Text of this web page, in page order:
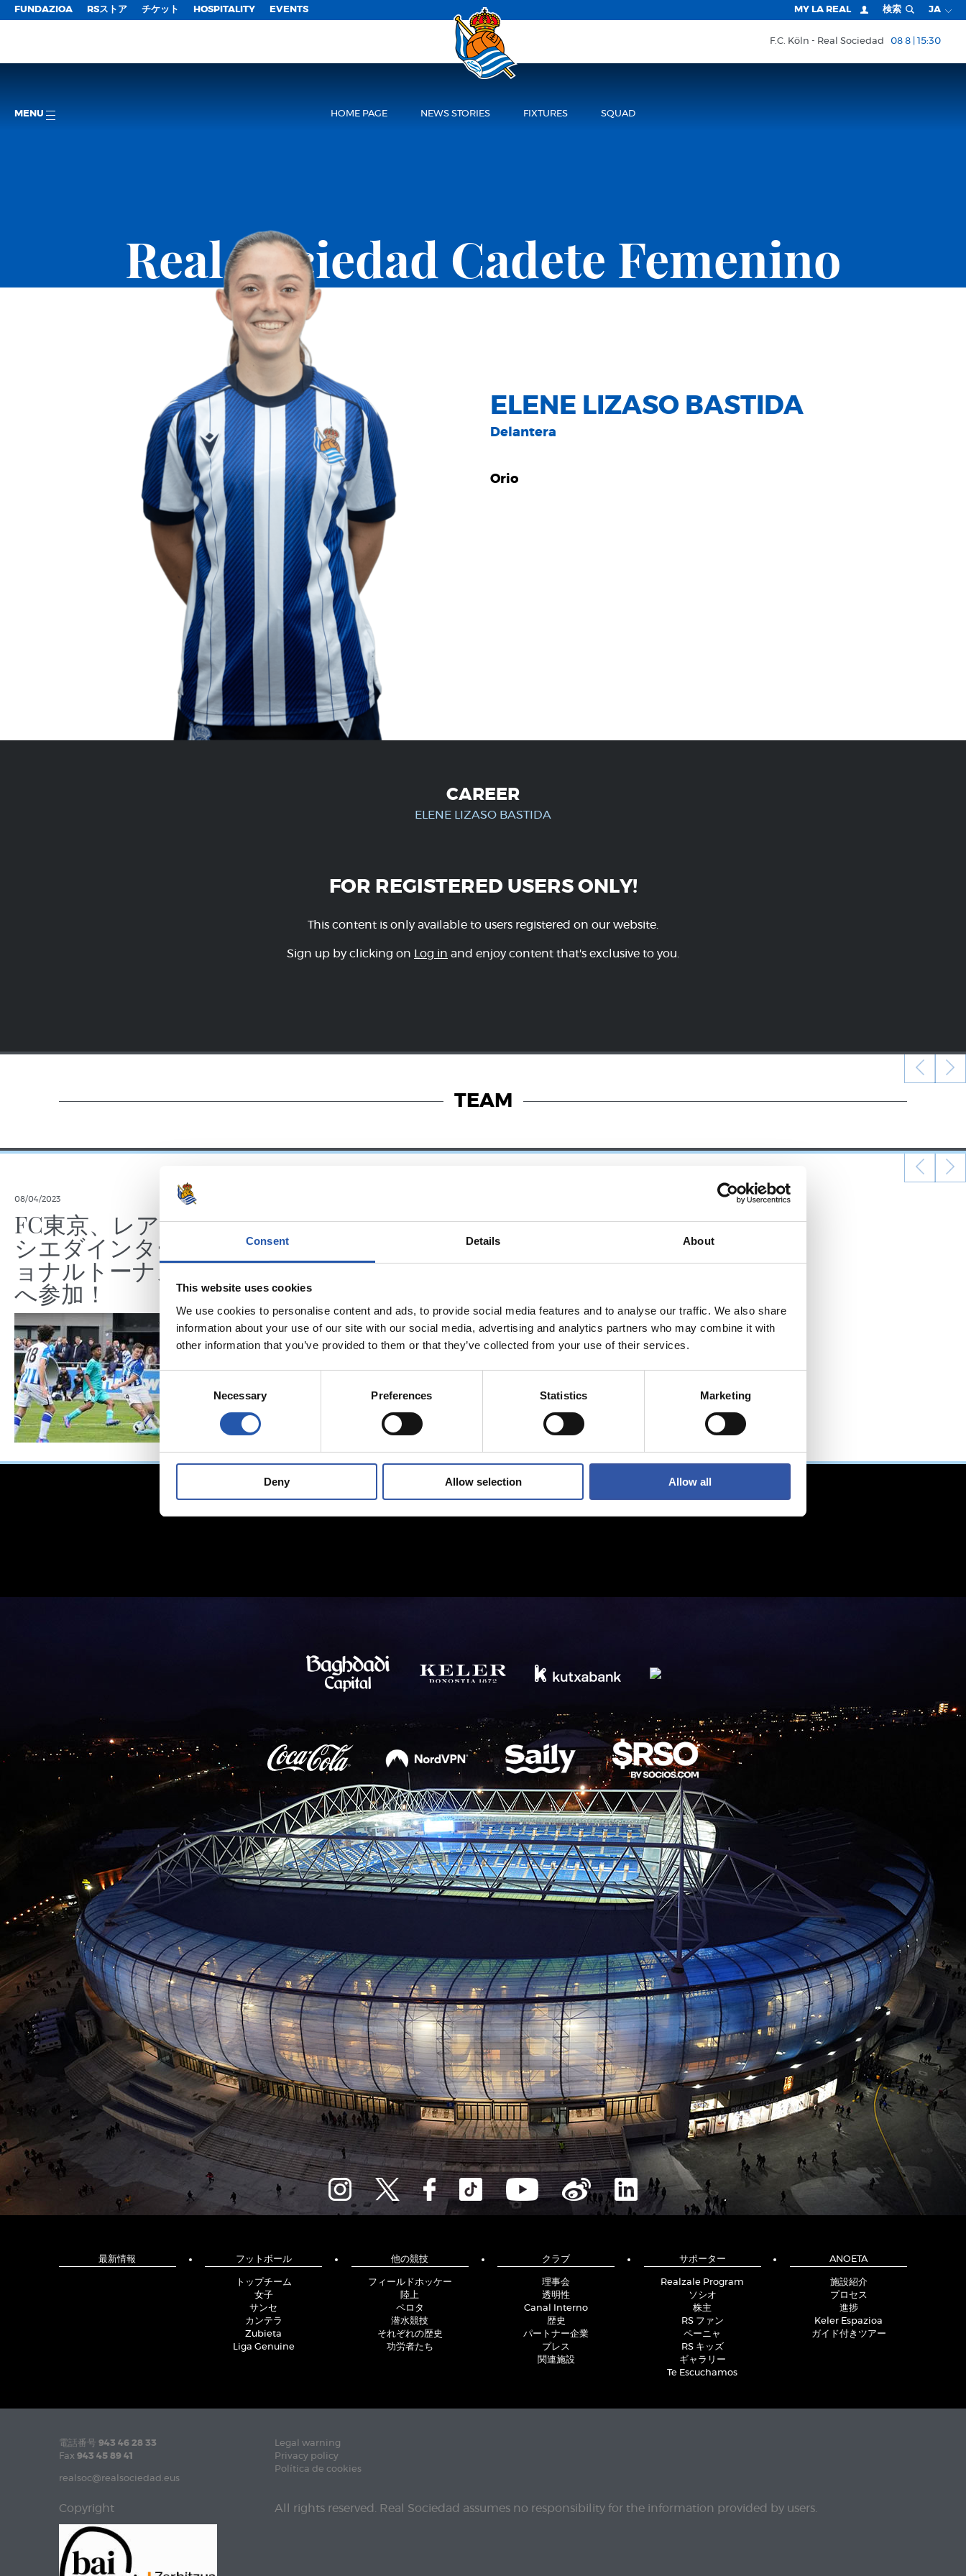
Consent Details About
This website uses cookies
We use cookies to personalise content and ads, to provide social media features and to analyse our traffic. We also share
information about your use of our site with our social media, advertising and analytics partners who may combine it with
other information that you’ve provided to them or that they’ve collected from your use of their services.
Consent
Selection
Necessary Preferences Statistics Marketing
Deny Allow selection Allow all
FUNDAZIOA RSストア チケット HOSPITALITY EVENTS MY LA REAL 検索 JA
F.C. Köln Real Sociedad 08 8 | 15:30
MENU HOME PAGE NEWS STORIES FIXTURES SQUAD
Real Sociedad Cadete Femenino
ELENE LIZASO BASTIDA
Delantera
Orio
CAREER
ELENE LIZASO BASTIDA
FOR REGISTERED USERS ONLY!
This content is only available to users registered on our website.
Sign up by clicking on Log in and enjoy content that's exclusive to you.
TEAM
08/04/2023
FC東京、レアル・ソ
シエダインターナシ
ョナルトーナメント
へ参加！
最新情報 フットボール
トップチーム
女子
サンセ
カンテラ
Zubieta
Liga Genuine
他の競技
フィールドホッケー
陸上
ペロタ
潜水競技
それぞれの歴史
功労者たち
クラブ
理事会
透明性
Canal Interno
歴史
パートナー企業
プレス
関連施設
サポーター
Realzale Program
ソシオ
株主
RS ファン
ペーニャ
RS キッズ
ギャラリー
Te Escuchamos
ANOETA
施設紹介
プロセス
進捗
Keler Espazioa
ガイド付きツアー
電話番号 943 46 28 33
Fax 943 45 89 41
realsoc@realsociedad.eus
Legal warning
Privacy policy
Política de cookies
Copyright All rights reserved. Real Sociedad assumes no responsibility for the information provided by users.